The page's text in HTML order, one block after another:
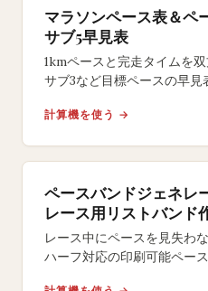
マラソンペース表＆ペ
サブ5早見表
1kmペースと完走タイムを
サブ3など目標ペースの早見
計算機を使う →
ペースバンドジェネレ
レース用リストバンド
レース中にペースを見失わ
ハーフ対応の印刷可能ペー